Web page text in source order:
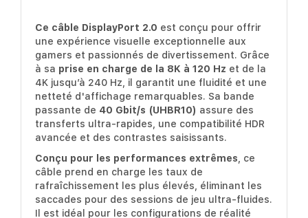
Ce câble DisplayPort 2.0 est conçu pour offrir
une expérience visuelle exceptionnelle aux
gamers et passionnés de divertissement. Grâce
à sa prise en charge de la 8K à 120 Hz et de la
4K jusqu’à 240 Hz, il garantit une fluidité et une
netteté d'affichage remarquables. Sa bande
passante de 40 Gbit/s (UHBR10) assure des
transferts ultra-rapides, une compatibilité HDR
avancée et des contrastes saisissants.
Conçu pour les performances extrêmes, ce
câble prend en charge les taux de
rafraîchissement les plus élevés, éliminant les
saccades pour des sessions de jeu ultra-fluides.
Il est idéal pour les configurations de réalité